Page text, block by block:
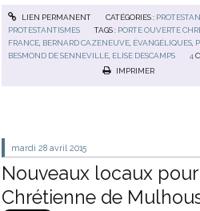
LIEN PERMANENT CATÉGORIES :
PROTESTANTISMES
TAGS : PORTE OUVERTE
FRANCE, BERNARD CAZENEUVE, ÉVANGÉLIQUES,
BESMOND DE SENNEVILLE, ELISE DESCAMPS 4
IMPRIMER
mardi 28 avril 2015
Nouveaux locaux
Chrétienne de